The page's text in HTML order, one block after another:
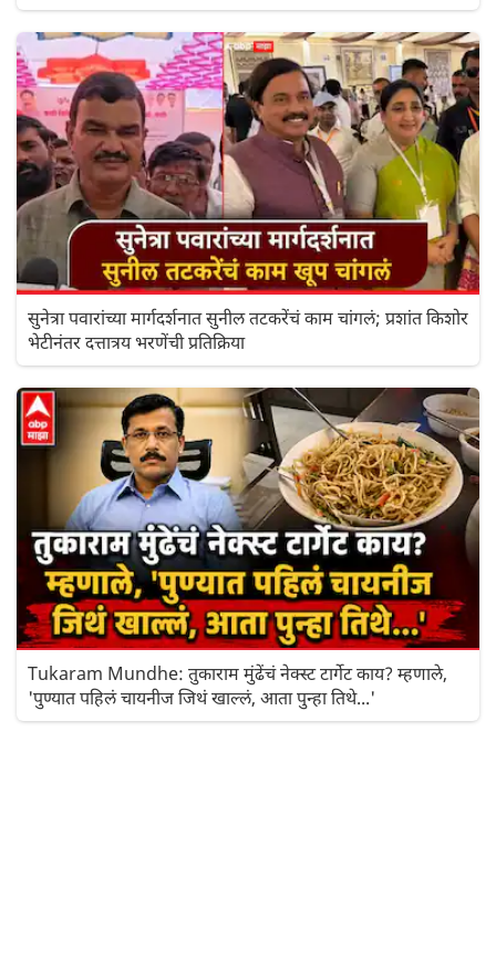
सुनेत्रा पवारांच्या मार्गदर्शनात सुनील तटकरेंचं काम चांगलं; प्रशांत किशोर
भेटीनंतर दत्तात्रय भरणेंची प्रतिक्रिया
Tukaram Mundhe: तुकाराम मुंढेंचं नेक्स्ट टार्गेट काय? म्हणाले,
'पुण्यात पहिलं चायनीज जिथं खाल्लं, आता पुन्हा तिथे...'